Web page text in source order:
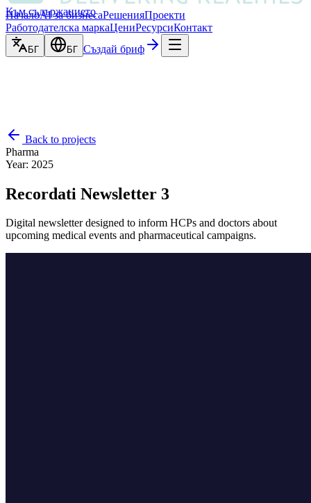
Към съдържанието
НачалоAI за бизнесаРешенияПроекти
Работодателска маркаЦениРесурсиКонтакт
БГ БГ Създай бриф
Back to projects
Pharma
Year: 2025
Recordati Newsletter 3
Digital newsletter designed to inform HCPs and doctors about
upcoming medical events and pharmaceutical campaigns.